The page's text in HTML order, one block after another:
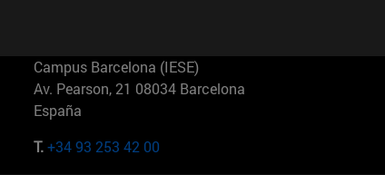
Campus Barcelona (IESE)
Av. Pearson, 21 08034 Barcelona
España
T.+34 93 253 42 00